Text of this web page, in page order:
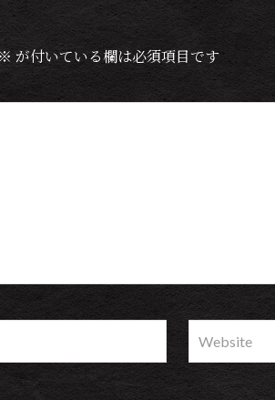
※ が付いている欄は必須項目です